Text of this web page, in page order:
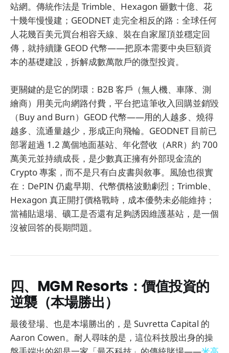
站網。傳統作法是 Trimble、Hexagon 砸數十億、花
十幾年慢慢建；GEODNET 走完全相反的路：全球任何
人花幾百美元買台相容天線、裝在自家屋頂並穩定回
傳，就持續賺 GEOD 代幣——把原本需要中央巨額資
本的基礎建設，拆解成數萬散戶的微型投資。
更關鍵的是它的閉環：B2B 客戶（無人機、車隊、測
繪商）用美元向網路付費，平台把這筆收入回購並銷毀
（Buy and Burn）GEOD 代幣——用的人越多、燒得
越多、流通量越少，形成正向飛輪。GEODNET 目前已
部署超過 1.2 萬個地面基站、年化營收（ARR）約 700
萬美元並持續成長，是少數真正擁有外部現金流的
Crypto 專案，而不是只有白皮書與敘事。風險也很實
在：DePIN 仍處早期、代幣價格波動劇烈；Trimble、
Hexagon 真正開打價格戰時，成本優勢未必能維持；
當補貼退場、礦工是否還有足夠誘因維護基站，是一個
沒被回答的長期問題。
四、MGM Resorts：價值投資的
逆襲（本場勝出）
最後登場、也是本場勝出的，是 Suvretta Capital 的
Aaron Cowen。耐人尋味的是，這位科技股出身的操